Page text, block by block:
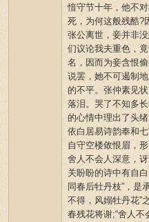
愔守节十年，他不
死，为何这般残酷?
张公离世，妾并非
们议论我夫重色，
名，因而为妾含恨
说罢，她不可遏制
的不平。张仲素见
落泪。哭了不知多
的心情中理出了头
依白居易诗韵奉和七
自守空楼敛恨眉，
舍人不会人深意，讶
关盼盼的诗中有自
同春后牡丹枝”，是
不得，风嫋牡丹花”
春残花将谢;“舍人不